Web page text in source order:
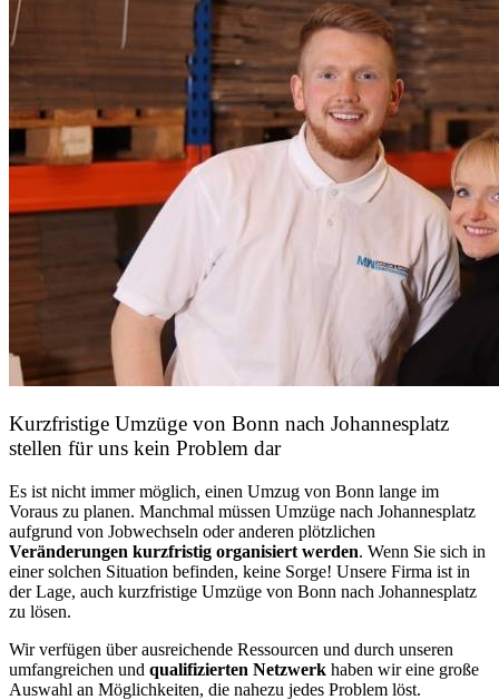
Kurzfristige Umzüge von Bonn nach Johannesplatz
stellen für uns kein Problem dar
Es ist nicht immer möglich, einen Umzug von Bonn lange im
Voraus zu planen. Manchmal müssen Umzüge nach Johannesplatz
aufgrund von Jobwechseln oder anderen plötzlichen
Veränderungen kurzfristig organisiert werden. Wenn Sie sich in
einer solchen Situation befinden, keine Sorge! Unsere Firma ist in
der Lage, auch kurzfristige Umzüge von Bonn nach Johannesplatz
zu lösen.
Wir verfügen über ausreichende Ressourcen und durch unseren
umfangreichen und qualifizierten Netzwerk haben wir eine große
Auswahl an Möglichkeiten, die nahezu jedes Problem löst.